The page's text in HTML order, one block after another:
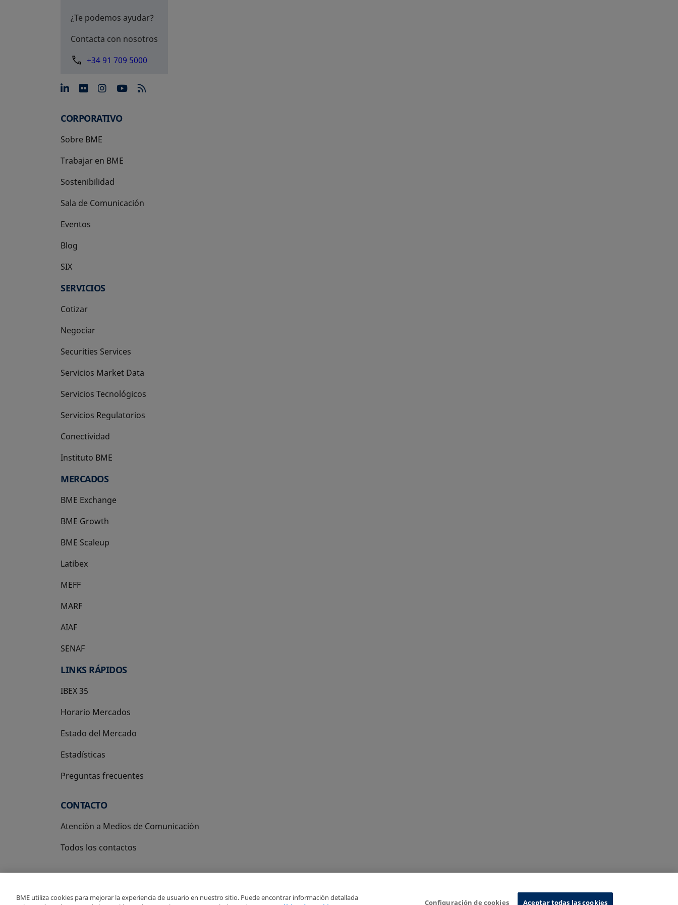
¿Te podemos ayudar?
Contacta con nosotros
+34 91 709 5000
se abre en una pestaña nueva
se abre en una pestaña nueva
se abre en una pestaña nueva
se abre en una pestaña nueva
CORPORATIVO
Sobre BME
Trabajar en BME
Sostenibilidad
Sala de Comunicación
Eventos
Blog
SIX
se abre en una pestaña nueva
SERVICIOS
Cotizar
Negociar
Securities Services
Servicios Market Data
Servicios Tecnológicos
Servicios Regulatorios
Conectividad
Instituto BME
se abre en una pestaña nueva
MERCADOS
BME Exchange
BME Growth
se abre en una pestaña nueva
BME Scaleup
se abre en una pestaña nueva
Latibex
se abre en una pestaña nueva
MEFF
se abre en una pestaña nueva
MARF
AIAF
SENAF
LINKS RÁPIDOS
IBEX 35
Horario Mercados
Estado del Mercado
Estadísticas
Preguntas frecuentes
CONTACTO
Atención a Medios de Comunicación
Todos los contactos
BME utiliza cookies para mejorar la experiencia de usuario en nuestro sitio. Puede encontrar información detallada
Configuración de cookies Aceptar todas las cookies